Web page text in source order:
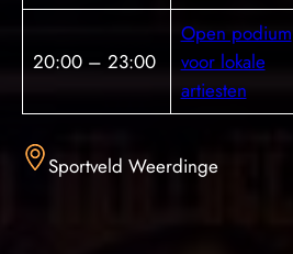
20:00 – 23:00
Open podium
voor lokale
artiesten
Sportveld Weerdinge